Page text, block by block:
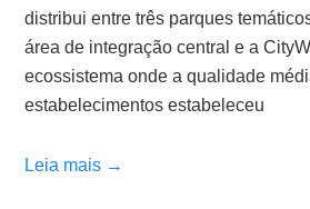
distribui entre três parques
área de integração central e a
ecossistema onde a qualidade
estabelecimentos estabeleceu
Leia mais →